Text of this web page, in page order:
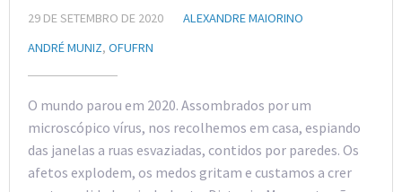
29 DE SETEMBRO DE 2020
ALEXANDRE MAIORINO
ANDRÉ MUNIZ, OFUFRN
O mundo parou em 2020. Assombrados por um
microscópico vírus, nos recolhemos em casa, espiando
das janelas a ruas esvaziadas, contidos por paredes. Os
afetos explodem, os medos gritam e custamos a crer